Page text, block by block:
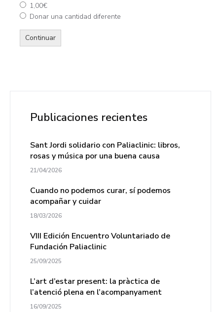
1,00€
Donar una cantidad diferente
Continuar
Publicaciones recientes
Sant Jordi solidario con Paliaclinic: libros,
rosas y música por una buena causa
21/04/2026
Cuando no podemos curar, sí podemos
acompañar y cuidar
18/03/2026
VIII Edición Encuentro Voluntariado de
Fundación Paliaclinic
25/09/2025
L’art d’estar present: la pràctica de
l’atenció plena en l’acompanyament
16/09/2025